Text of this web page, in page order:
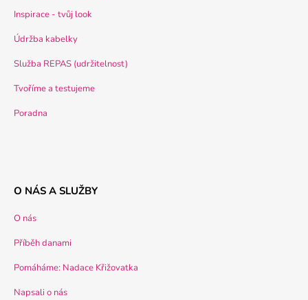
Inspirace - tvůj look
Údržba kabelky
Služba REPAS (udržitelnost)
Tvoříme a testujeme
Poradna
O NÁS A SLUŽBY
O nás
Příběh danami
Pomáháme: Nadace Křižovatka
Napsali o nás